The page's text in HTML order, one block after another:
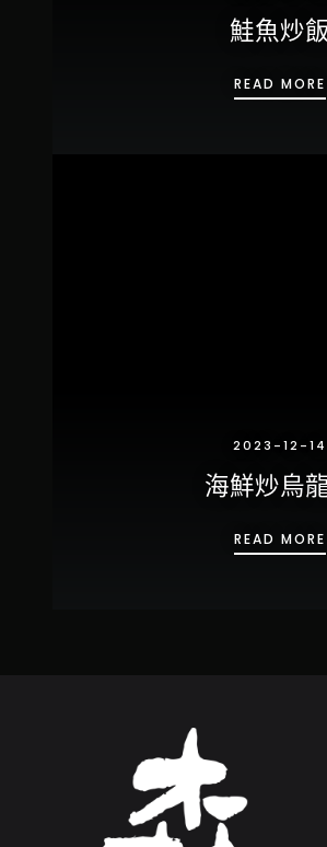
鮭魚炒
READ MORE
2023-12-14
海鮮炒烏
READ MORE